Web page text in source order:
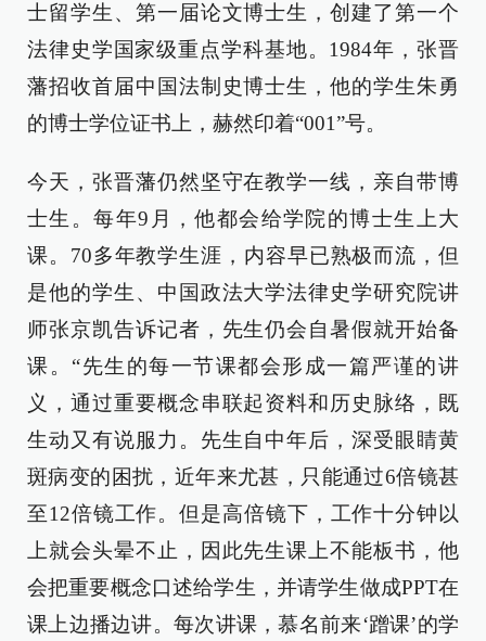
士留学生、第一届论文博士生，创建了第一个
法律史学国家级重点学科基地。1984年，张晋
藩招收首届中国法制史博士生，他的学生朱勇
的博士学位证书上，赫然印着“001”号。
今天，张晋藩仍然坚守在教学一线，亲自带博
士生。每年9月，他都会给学院的博士生上大
课。70多年教学生涯，内容早已熟极而流，但
是他的学生、中国政法大学法律史学研究院讲
师张京凯告诉记者，先生仍会自暑假就开始备
课。“先生的每一节课都会形成一篇严谨的讲
义，通过重要概念串联起资料和历史脉络，既
生动又有说服力。先生自中年后，深受眼睛黄
斑病变的困扰，近年来尤甚，只能通过6倍镜甚
至12倍镜工作。但是高倍镜下，工作十分钟以
上就会头晕不止，因此先生课上不能板书，他
会把重要概念口述给学生，并请学生做成PPT在
课上边播边讲。每次讲课，慕名前来‘蹭课’的学